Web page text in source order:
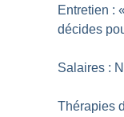
Entretien : «
décides
Salaires :
Thérapies